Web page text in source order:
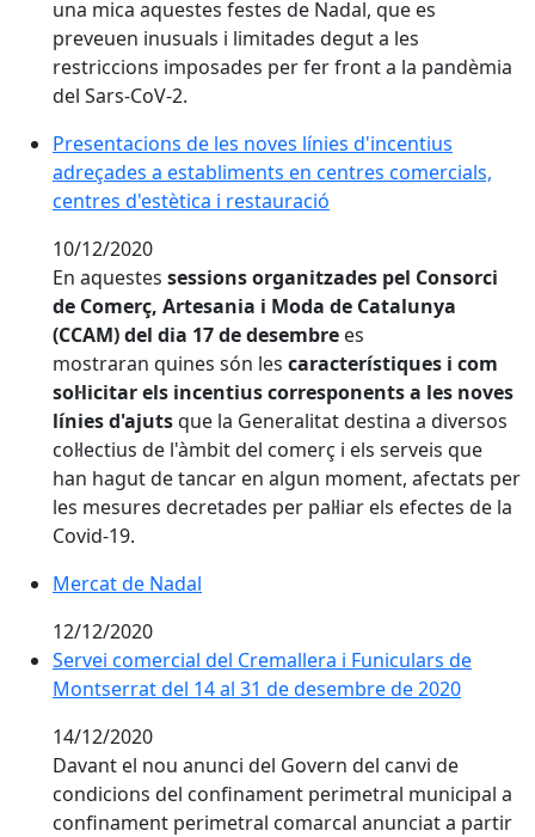
una mica aquestes festes de Nadal, que es
preveuen inusuals i limitades degut a les
restriccions imposades per fer front a la pandèmia
del Sars-CoV-2.
Presentacions de les noves línies d'incentius
adreçades a establiments en centres comercials,
centres d'estètica i restauració
10/12/2020
En aquestes sessions organitzades pel Consorci
de Comerç, Artesania i Moda de Catalunya
(CCAM) del dia 17 de desembre es
mostraran quines són les característiques i com
sol·licitar els incentius corresponents a les noves
línies d'ajutsque la Generalitat destina a diversos
col·lectius de l'àmbit del comerç i els serveis que
han hagut de tancar en algun moment, afectats per
les mesures decretades per pal·liar els efectes de la
Covid-19.
Mercat de Nadal
12/12/2020
Servei comercial del Cremallera i Funiculars de
Montserrat del 14 al 31 de desembre de 2020
14/12/2020
Davant el nou anunci del Govern del canvi de
condicions del confinament perimetral municipal a
confinament perimetral comarcal anunciat a partir